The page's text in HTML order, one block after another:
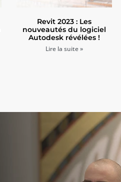
Revit 2023 : Les
nouveautés du logiciel
Autodesk révélées !
Lire la suite »